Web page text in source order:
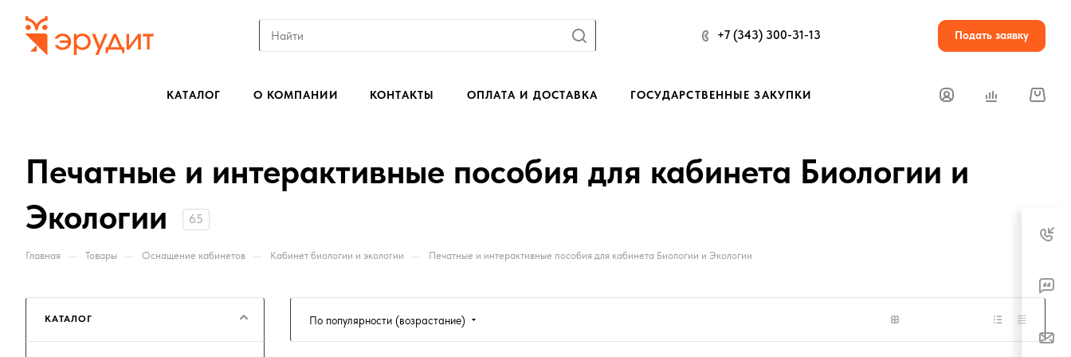
+7 (343) 300-31-13 Подать заявку
КАТАЛОГ О КОМПАНИИ КОНТАКТЫ ОПЛАТА И ДОСТАВКА ГОСУДАРСТВЕННЫЕ ЗАКУПКИ
Печатные и интерактивные пособия для кабинета Биологии и
Экологии
65
Главная — Товары — Оснащение кабинетов — Кабинет биологии и экологии — Печатные и интерактивные пособия для кабинета Биологии и Экологии
По популярности (возрастание)
КАТАЛОГ